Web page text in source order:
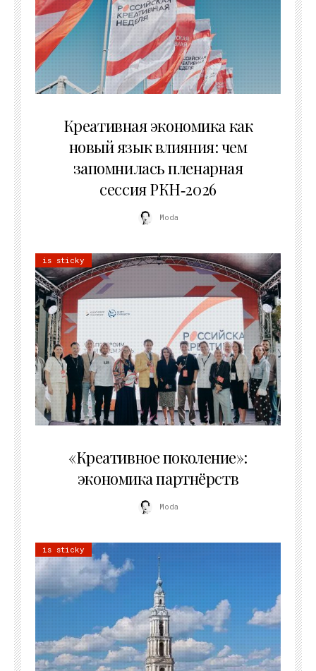
Креативная экономика как
новый язык влияния: чем
запомнилась пленарная
сессия РКН‑2026
Moda
is sticky
«Креативное поколение»:
экономика партнёрств
Moda
is sticky